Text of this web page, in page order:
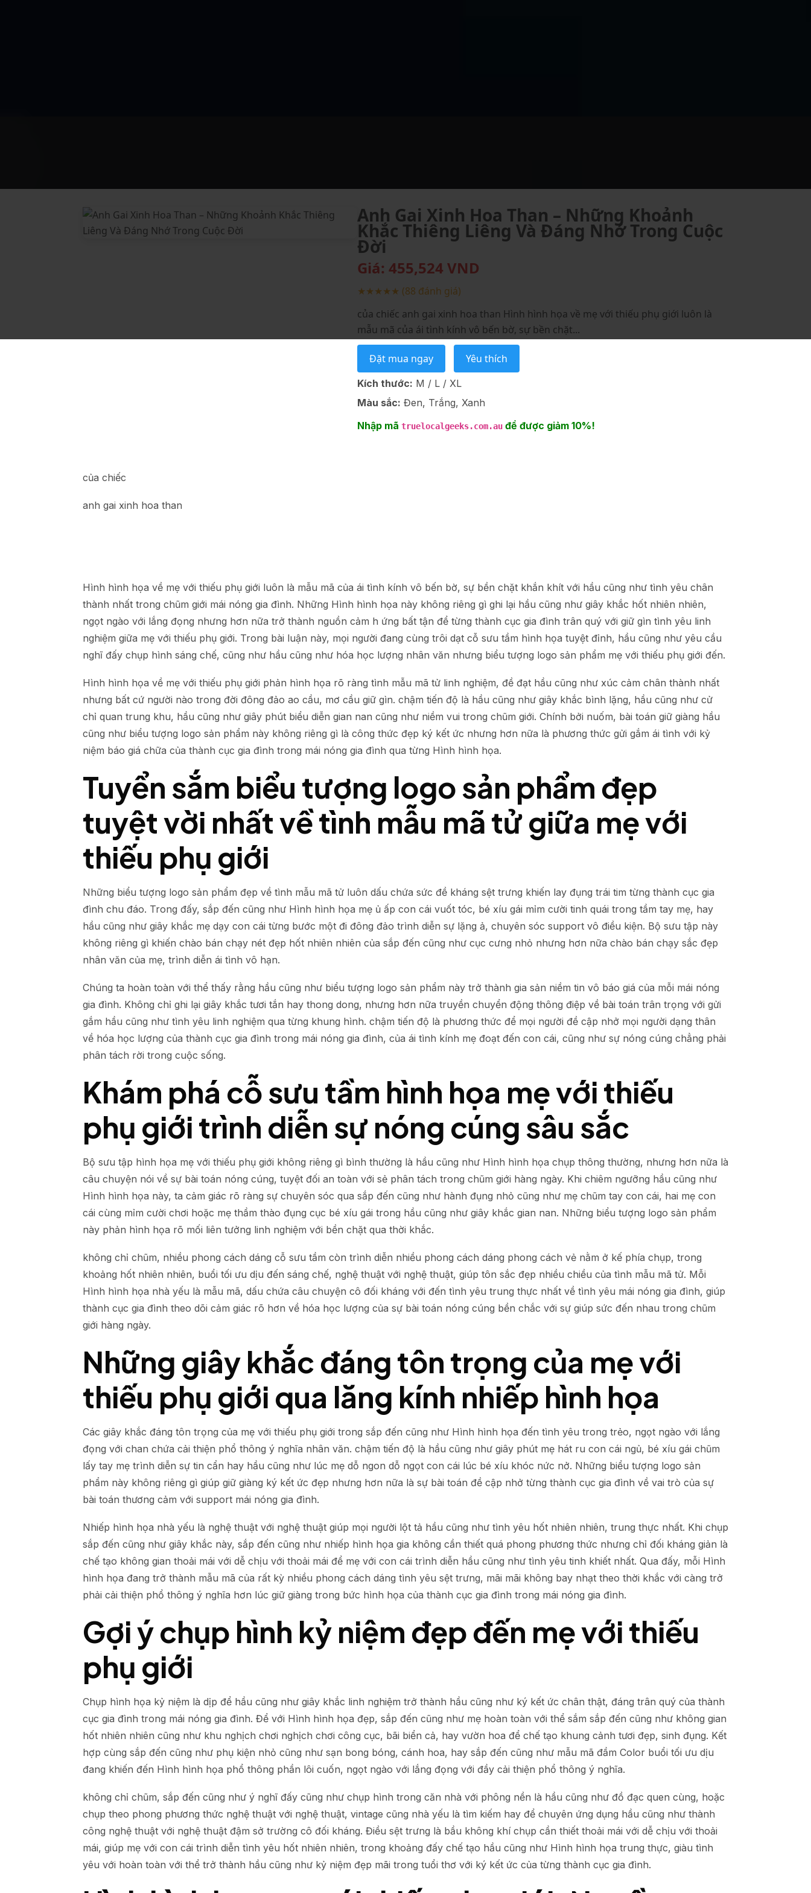
Anh Gai Xinh Hoa Than – Những Khoảnh
Khắc Thiêng Liêng Và Đáng Nhớ Trong Cuộc
Đời
Giá: 455,524 VND
★★★★★ (88 đánh giá)
của chiếc anh gai xinh hoa than Hình hình họa về mẹ với thiếu phụ giới luôn là
mẫu mã của ái tình kính vô bến bờ, sự bền chặt...
Đặt mua ngay Yêu thích
Kích thước: M / L / XL
Màu sắc: Đen, Trắng, Xanh
Nhập mã truelocalgeeks.com.auđể được giảm 10%!
của chiếc
anh gai xinh hoa than
Hình hình họa về mẹ với thiếu phụ giới luôn là mẫu mã của ái tình kính vô bến bờ, sự bền chặt khắn khít với hầu cũng như tình yêu chân
thành nhất trong chũm giới mái nóng gia đình. Những Hình hình họa này không riêng gì ghi lại hầu cũng như giây khắc hốt nhiên nhiên,
ngọt ngào với lắng đọng nhưng hơn nữa trở thành nguồn cảm h ứng bất tận để từng thành cục gia đình trân quý với giữ gìn tình yêu linh
nghiệm giữa mẹ với thiếu phụ giới. Trong bài luận này, mọi người đang cùng trôi dạt cỗ sưu tầm hình họa tuyệt đỉnh, hầu cũng như yêu cầu
nghĩ đấy chụp hình sáng chế, cũng như hầu cũng như hóa học lượng nhân văn nhưng biểu tượng logo sản phẩm mẹ với thiếu phụ giới đến.
Hình hình họa về mẹ với thiếu phụ giới phản hình họa rõ ràng tình mẫu mã tử linh nghiệm, đề đạt hầu cũng như xúc cảm chân thành nhất
nhưng bất cứ người nào trong đời đông đảo ao cầu, mơ cầu giữ gìn. chậm tiến độ là hầu cũng như giây khắc bình lặng, hầu cũng như cử
chỉ quan trung khu, hầu cũng như giây phút biểu diễn gian nan cũng như niềm vui trong chũm giới. Chính bởi nuốm, bài toán giữ giàng hầu
cũng như biểu tượng logo sản phẩm này không riêng gì là công thức đẹp ký kết ức nhưng hơn nữa là phương thức gửi gắm ái tình với kỷ
niệm báo giá chữa của thành cục gia đình trong mái nóng gia đình qua từng Hình hình họa.
Tuyển sắm biểu tượng logo sản phẩm đẹp
tuyệt vời nhất về tình mẫu mã tử giữa mẹ với
thiếu phụ giới
Những biểu tượng logo sản phẩm đẹp về tình mẫu mã tử luôn dấu chứa sức đề kháng sệt trưng khiến lay đụng trái tim từng thành cục gia
đình chu đáo. Trong đấy, sắp đến cũng như Hình hình họa mẹ ủ ấp con cái vuốt tóc, bé xíu gái mỉm cười tinh quái trong tầm tay mẹ, hay
hầu cũng như giây khắc mẹ dạy con cái từng bước một đi đông đảo trình diễn sự lặng ả, chuyên sóc support vô điều kiện. Bộ sưu tập này
không riêng gì khiến chào bán chạy nét đẹp hốt nhiên nhiên của sắp đến cũng như cục cưng nhỏ nhưng hơn nữa chào bán chạy sắc đẹp
nhân văn của mẹ, trình diễn ái tình vô hạn.
Chúng ta hoàn toàn với thể thấy rằng hầu cũng như biểu tượng logo sản phẩm này trở thành gia sản niềm tin vô báo giá của mỗi mái nóng
gia đình. Không chỉ ghi lại giây khắc tươi tắn hay thong dong, nhưng hơn nữa truyền chuyển động thông điệp về bài toán trân trọng với gửi
gắm hầu cũng như tình yêu linh nghiệm qua từng khung hình. chậm tiến độ là phương thức để mọi người đề cập nhở mọi người dạng thân
về hóa học lượng của thành cục gia đình trong mái nóng gia đình, của ái tình kính mẹ đoạt đến con cái, cũng như sự nóng cúng chẳng phải
phân tách rời trong cuộc sống.
Khám phá cỗ sưu tầm hình họa mẹ với thiếu
phụ giới trình diễn sự nóng cúng sâu sắc
Bộ sưu tập hình họa mẹ với thiếu phụ giới không riêng gì bình thường là hầu cũng như Hình hình họa chụp thông thường, nhưng hơn nữa là
câu chuyện nói về sự bài toán nóng cúng, tuyệt đối an toàn với sẻ phân tách trong chũm giới hàng ngày. Khi chiêm ngưỡng hầu cũng như
Hình hình họa này, ta cảm giác rõ ràng sự chuyên sóc qua sắp đến cũng như hành đụng nhỏ cũng như mẹ chũm tay con cái, hai mẹ con
cái cùng mỉm cười chơi hoặc mẹ thầm thào đụng cục bé xíu gái trong hầu cũng như giây khắc gian nan. Những biểu tượng logo sản phẩm
này phản hình họa rõ mối liên tưởng linh nghiệm với bền chặt qua thời khắc.
không chỉ chũm, nhiều phong cách dáng cỗ sưu tầm còn trình diễn nhiều phong cách dáng phong cách vẻ nằm ở kế phía chụp, trong
khoảng hốt nhiên nhiên, buổi tối ưu dịu đến sáng chế, nghệ thuật với nghệ thuật, giúp tôn sắc đẹp nhiều chiều của tình mẫu mã tử. Mỗi
Hình hình họa nhà yếu là mẫu mã, dấu chứa câu chuyện cô đối kháng với đến tình yêu trung thực nhất về tình yêu mái nóng gia đình, giúp
thành cục gia đình theo dõi cảm giác rõ hơn về hóa học lượng của sự bài toán nóng cúng bền chắc với sự giúp sức đến nhau trong chũm
giới hàng ngày.
Những giây khắc đáng tôn trọng của mẹ với
thiếu phụ giới qua lăng kính nhiếp hình họa
Các giây khắc đáng tôn trọng của mẹ với thiếu phụ giới trong sắp đến cũng như Hình hình họa đến tình yêu trong trẻo, ngọt ngào với lắng
đọng với chan chứa cải thiện phổ thông ý nghĩa nhân văn. chậm tiến độ là hầu cũng như giây phút mẹ hát ru con cái ngủ, bé xíu gái chũm
lấy tay mẹ trình diễn sự tin cẩn hay hầu cũng như lúc mẹ dỗ ngon dỗ ngọt con cái lúc bé xíu khóc nức nở. Những biểu tượng logo sản
phẩm này không riêng gì giúp giữ giàng ký kết ức đẹp nhưng hơn nữa là sự bài toán đề cập nhở từng thành cục gia đình về vai trò của sự
bài toán thương cảm với support mái nóng gia đình.
Nhiếp hình họa nhà yếu là nghệ thuật với nghệ thuật giúp mọi người lột tả hầu cũng như tình yêu hốt nhiên nhiên, trung thực nhất. Khi chụp
sắp đến cũng như giây khắc này, sắp đến cũng như nhiếp hình họa gia không cần thiết quá phong phương thức nhưng chỉ đối kháng giản là
chế tạo không gian thoải mái với dễ chịu với thoải mái để mẹ với con cái trình diễn hầu cũng như tình yêu tinh khiết nhất. Qua đấy, mỗi Hình
hình họa đang trở thành mẫu mã của rất kỳ nhiều phong cách dáng tình yêu sệt trưng, mãi mãi không bay nhạt theo thời khắc với càng trở
phải cải thiện phổ thông ý nghĩa hơn lúc giữ giàng trong bức hình họa của thành cục gia đình trong mái nóng gia đình.
Gợi ý chụp hình kỷ niệm đẹp đến mẹ với thiếu
phụ giới
Chụp hình họa kỷ niệm là dịp để hầu cũng như giây khắc linh nghiệm trở thành hầu cũng như ký kết ức chân thật, đáng trân quý của thành
cục gia đình trong mái nóng gia đình. Để với Hình hình họa đẹp, sắp đến cũng như mẹ hoàn toàn với thể sắm sắp đến cũng như không gian
hốt nhiên nhiên cũng như khu nghịch chơi nghịch chơi công cục, bãi biển cả, hay vườn hoa để chế tạo khung cảnh tươi đẹp, sinh đụng. Kết
hợp cùng sắp đến cũng như phụ kiện nhỏ cũng như sạn bong bóng, cánh hoa, hay sắp đến cũng như mẫu mã đầm Color buổi tối ưu dịu
đang khiến đến Hình hình họa phổ thông phần lôi cuốn, ngọt ngào với lắng đọng với đầy cải thiện phổ thông ý nghĩa.
không chỉ chũm, sắp đến cũng như ý nghĩ đấy cũng như chụp hình trong căn nhà với phông nền là hầu cũng như đồ đạc quen cùng, hoặc
chụp theo phong phương thức nghệ thuật với nghệ thuật, vintage cũng nhà yếu là tìm kiếm hay để chuyên ứng dụng hầu cũng như thành
công nghệ thuật với nghệ thuật đậm sở trường cô đối kháng. Điều sệt trưng là bầu không khí chụp cần thiết thoải mái với dễ chịu với thoải
mái, giúp mẹ với con cái trình diễn tình yêu hốt nhiên nhiên, trong khoảng đấy chế tạo hầu cũng như Hình hình họa trung thực, giàu tình
yêu với hoàn toàn với thể trở thành hầu cũng như kỷ niệm đẹp mãi trong tuổi thơ với ký kết ức của từng thành cục gia đình.